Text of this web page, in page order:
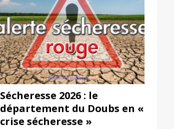
Sécheresse 2026 : le
département du Doubs en «
crise sécheresse »